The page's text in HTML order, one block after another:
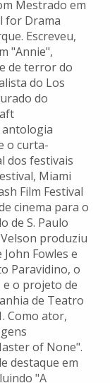
Mestrado em
for Drama
Escreveu,
"Annie",
de terror do
do Los
do
antologia
o curta-
dos festivais
Miami
Film Festival
cinema para o
de S. Paulo
produziu
Fowles e
Paravidino, o
e o projeto de
de Teatro
Como ator,
of None".
destaque em
"A